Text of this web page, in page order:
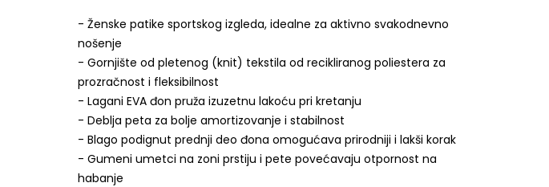
- Ženske patike sportskog izgleda, idealne za aktivno svakodnevno
nošenje
- Gornjište od pletenog (knit) tekstila od recikliranog poliestera za
prozračnost i fleksibilnost
- Lagani EVA đon pruža izuzetnu lakoću pri kretanju
- Deblja peta za bolje amortizovanje i stabilnost
- Blago podignut prednji deo đona omogućava prirodniji i lakši korak
- Gumeni umetci na zoni prstiju i pete povećavaju otpornost na
habanje